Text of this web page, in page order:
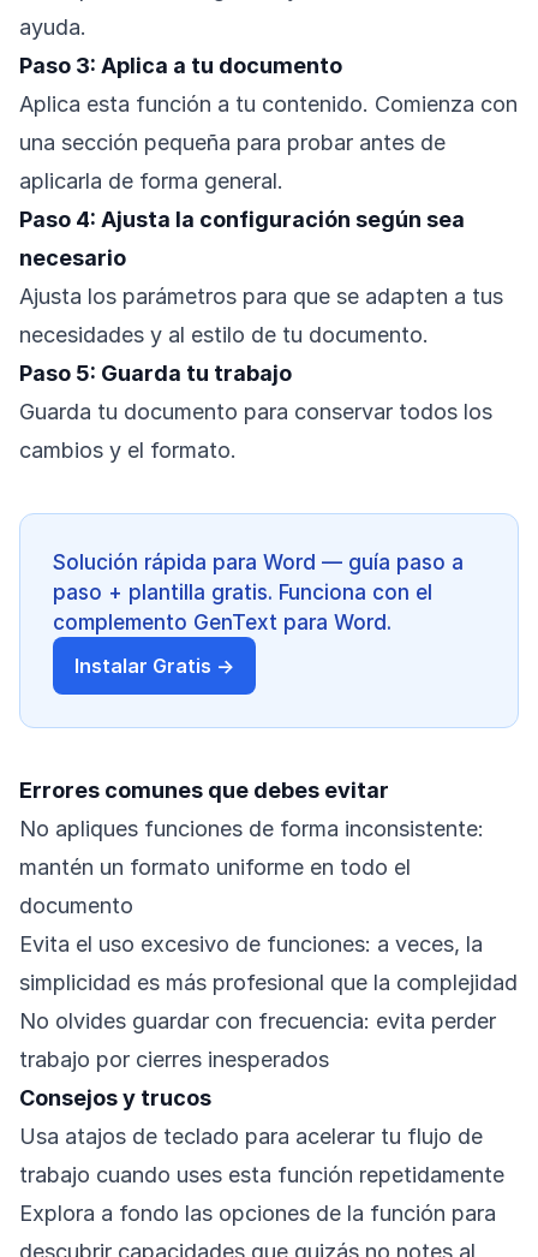
ayuda.
Paso 3: Aplica a tu documento
Aplica esta función a tu contenido. Comienza con
una sección pequeña para probar antes de
aplicarla de forma general.
Paso 4: Ajusta la configuración según sea
necesario
Ajusta los parámetros para que se adapten a tus
necesidades y al estilo de tu documento.
Paso 5: Guarda tu trabajo
Guarda tu documento para conservar todos los
cambios y el formato.
Solución rápida para Word — guía paso a
paso + plantilla gratis. Funciona con el
complemento GenText para Word.
Instalar Gratis →
Errores comunes que debes evitar
No apliques funciones de forma inconsistente:
mantén un formato uniforme en todo el
documento
Evita el uso excesivo de funciones: a veces, la
simplicidad es más profesional que la complejidad
No olvides guardar con frecuencia: evita perder
trabajo por cierres inesperados
Consejos y trucos
Usa atajos de teclado para acelerar tu flujo de
trabajo cuando uses esta función repetidamente
Explora a fondo las opciones de la función para
descubrir capacidades que quizás no notes al